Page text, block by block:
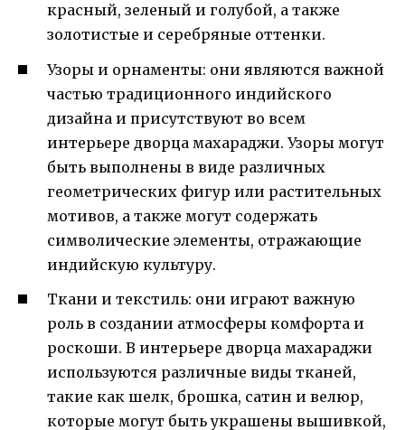
красный, зеленый и голубой, а также
золотистые и серебряные оттенки.
Узоры и орнаменты: они являются важной
частью традиционного индийского
дизайна и присутствуют во всем
интерьере дворца махараджи. Узоры могут
быть выполнены в виде различных
геометрических фигур или растительных
мотивов, а также могут содержать
символические элементы, отражающие
индийскую культуру.
Ткани и текстиль: они играют важную
роль в создании атмосферы комфорта и
роскоши. В интерьере дворца махараджи
используются различные виды тканей,
такие как шелк, брошка, сатин и велюр,
которые могут быть украшены вышивкой,